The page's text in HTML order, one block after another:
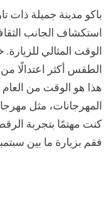
باكو مدينة جميلة ذات
استكشاف الجانب
الوقت المثالي
الطقس أكثر اعتدالًا من
هذا هو الوقت من العام
المهرجانات، مثل
كنت مهتمًا بتجربة
فقم بزيارة ما بين